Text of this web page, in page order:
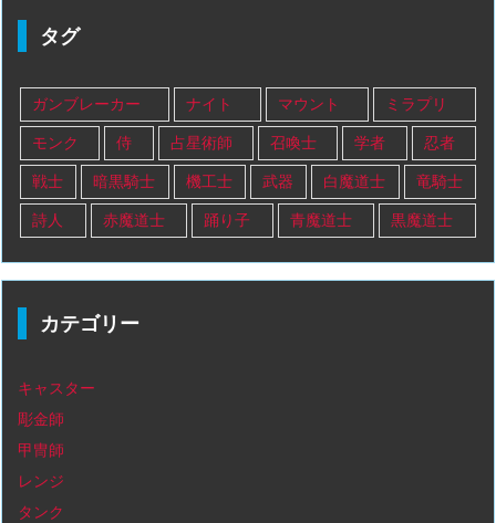
タグ
ガンブレーカー ナイト マウント ミラプリ
モンク 侍 占星術師 召喚士 学者 忍者
戦士 暗黒騎士 機工士 武器 白魔道士 竜騎士
詩人 赤魔道士 踊り子 青魔道士 黒魔道士
カテゴリー
キャスター
彫金師
甲冑師
レンジ
タンク